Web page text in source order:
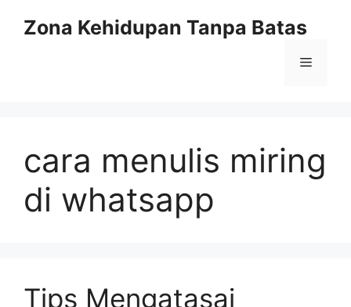
Zona Kehidupan Tanpa Batas
Menu
cara menulis miring
di whatsapp
Tips Mengatasai